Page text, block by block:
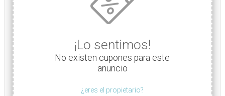
¡Lo sentimos!
No existen cupones para este
anuncio
¿eres el propietario?